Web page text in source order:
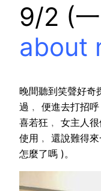
9/2 (
about
晚間聽到笑聲好奇
過﹐ 便進去打招
喜若狂﹐ 女主人
使用﹐ 還說難得
怎麼了嗎 )。